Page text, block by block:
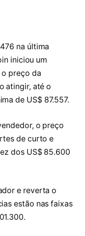
na última
iniciou um
preço da
atingir, até o
de US$ 87.557.
o preço
de curto e
dos US$ 85.600
e reverta o
estão nas faixas